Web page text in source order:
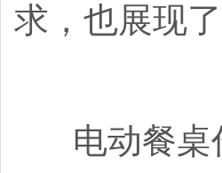
求，也展现
电动餐桌